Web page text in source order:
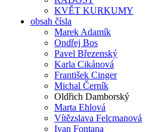
KVĚT KURKUMY
obsah čísla
Marek Adamík
Ondřej Bos
Pavel Březenský
Karla Cikánová
František Cinger
Michal Černík
Oldřich Damborský
Marta Ehlová
Vítězslava Felcmanová
Ivan Fontana